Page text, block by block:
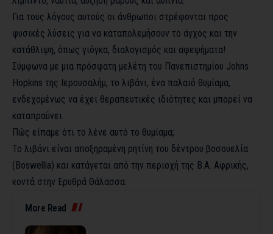
Για τους λόγους αυτούς οι άνθρωποι στρέφονται προς
φυσικές λύσεις για να καταπολεμήσουν το άγχος και την
κατάθλιψη, όπως γιόγκα, διαλογισμός και αφεψήματα!
Σύμφωνα με μια πρόσφατη μελέτη του Πανεπιστημίου Johns
Hopkins της Ιερουσαλήμ, το λιβάνι, ένα παλαιό θυμίαμα,
ενδεχομένως να έχει θεραπευτικές ιδιότητες και μπορεί να
καταπραΰνει.
Πώς είπαμε ότι το λένε αυτό το θυμίαμα;
Το λιβάνι είναι αποξηραμένη ρητίνη του δέντρου βοσουελία
(Boswellia) και κατάγεται από την περιοχή της Β.Α. Αφρικής,
κοντά στην Ερυθρά Θάλασσα.
More Read